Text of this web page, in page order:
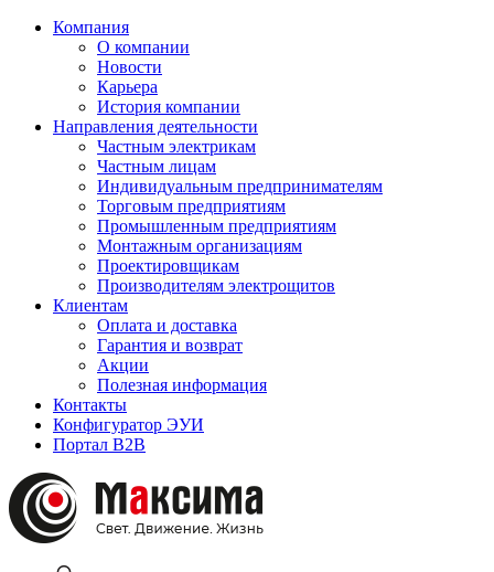
Компания
О компании
Новости
Карьера
История компании
Направления деятельности
Частным электрикам
Частным лицам
Индивидуальным предпринимателям
Торговым предприятиям
Промышленным предприятиям
Монтажным организациям
Проектировщикам
Производителям электрощитов
Клиентам
Оплата и доставка
Гарантия и возврат
Акции
Полезная информация
Контакты
Конфигуратор ЭУИ
Портал B2B